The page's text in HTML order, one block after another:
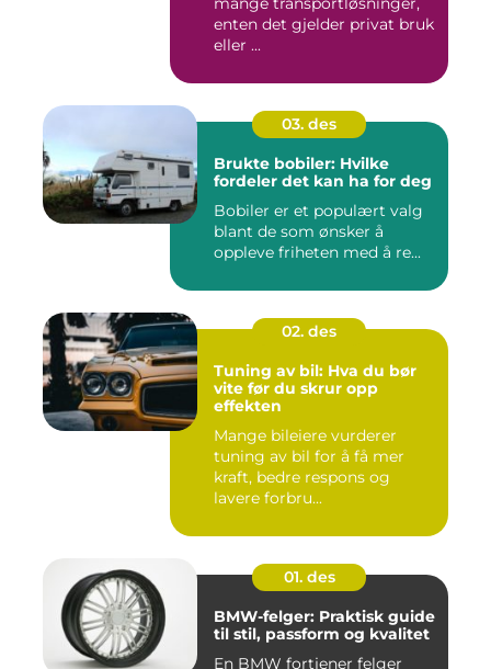
enten det gjelder privat bruk
eller ...
03. des
Brukte bobiler: Hvilke
fordeler det kan ha for deg
Bobiler er et populært valg
blant de som ønsker å
oppleve friheten med å re...
02. des
Tuning av bil: Hva du bør
vite før du skrur opp
effekten
Mange bileiere vurderer
tuning av bil for å få mer
kraft, bedre respons og
lavere forbru...
01. des
BMW-felger: Praktisk guide
til stil, passform og kvalitet
En BMW fortjener felger